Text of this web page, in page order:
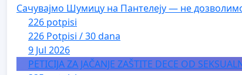
Сачувајмо Шумицу на Пантелеју — не
226 potpisi
226 Potpisi / 30 dana
9 Jul 2026
PETICIJA ZA JAČANJE ZAŠTITE DECE OD